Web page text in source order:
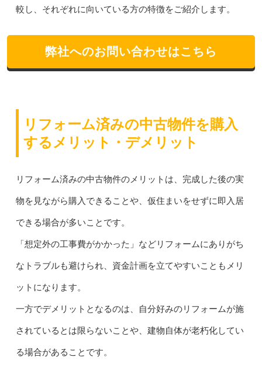
較し、それぞれに向いている方の特徴をご紹介します。
弊社へのお問い合わせはこちら
リフォーム済みの中古物件を購入
するメリット・デメリット
リフォーム済みの中古物件のメリットは、完成した後の実
物を見ながら購入できることや、仮住まいをせずに即入居
できる場合が多いことです。
「想定外の工事費がかかった」などリフォームにありがち
なトラブルも避けられ、資金計画を立てやすいこともメリ
ットになります。
一方でデメリットとなるのは、自分好みのリフォームが施
されているとは限らないことや、建物自体が老朽化してい
る場合があることです。